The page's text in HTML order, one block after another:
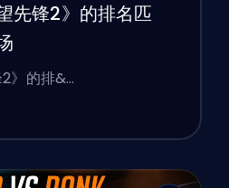
先锋2》的排名匹
》的排&…